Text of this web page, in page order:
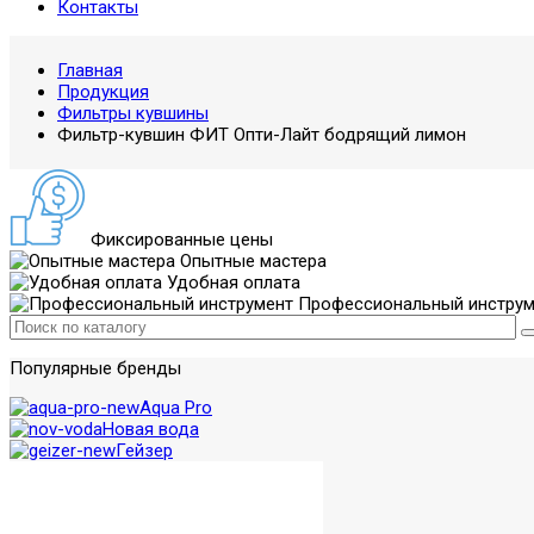
Контакты
Главная
Продукция
Фильтры кувшины
Фильтр-кувшин ФИТ Опти-Лайт бодрящий лимон
Фиксированные цены
Опытные мастера
Удобная оплата
Профессиональный
Популярные бренды
Aqua Pro
Новая вода
Гейзер